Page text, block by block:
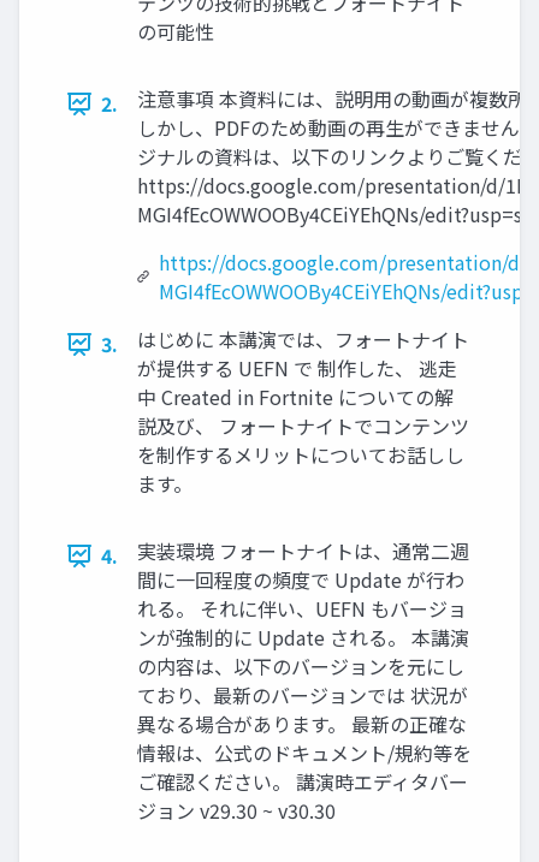
の可能性
2.
注意事項 本資料には、説明用の動画が複数所
しかし、PDFのため動画の再生ができません
ジナルの資料は、以下のリンクよりご覧くだ
https://docs.google.com/presentation/d/
MGI4fEcOWWOOBy4CEiYEhQNs/
https://docs.google.com/presentation/d/
MGI4fEcOWWOOBy4CEiYEhQNs/
3.
はじめに 本講演では、フォートナイト
が提供する UEFN で 制作した、 逃走
中 Created in Fortnite についての解
説及び、 フォートナイトでコンテンツ
を制作するメリットについてお話しし
ます。
4.
実装環境 フォートナイトは、通常二週
間に一回程度の頻度で Update が行わ
れる。 それに伴い、UEFN もバージョ
ンが強制的に Update される。 本講演
の内容は、以下のバージョンを元にし
ており、最新のバージョンでは 状況が
異なる場合があります。 最新の正確な
情報は、公式のドキュメント/規約等を
ご確認ください。 講演時エディタバー
ジョン v29.30 ~ v30.30